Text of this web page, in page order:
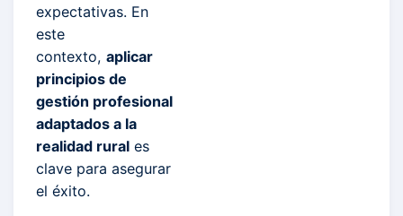
expectativas. En
este
contexto, aplicar
principios de
gestión profesional
adaptados a la
realidad rurales
clave para asegurar
el éxito.